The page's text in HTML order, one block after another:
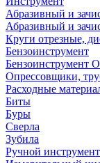
Абразивный и
Абразивный и
Круги отрезные,
Бензоинструмент
Бензоинструмент
Опрессовщики,
Расходные
Биты
Буры
Сверла
Зубила
Ручной инструмент